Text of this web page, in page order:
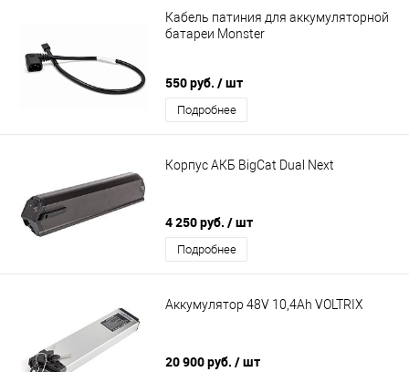
Кабель патиния для аккумуляторной
батареи Monster
550 руб. / шт
Подробнее
Корпус АКБ BigCat Dual Next
4 250 руб. / шт
Подробнее
Аккумулятор 48V 10,4Ah VOLTRIX
20 900 руб. / шт